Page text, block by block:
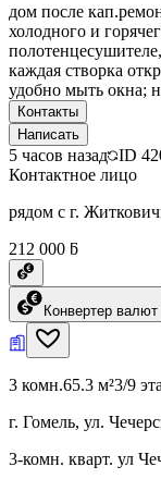
дом после
холодного и
каждая створка
удобно мыть окна;
Контакты
Написать
5 часов назад ID
Контактное лицо
рядом с г.
212 000 ƃ
Конвертер валют
3 комн.65.3 м²3/9
г. Гомель, ул.
3-комн. кварт. ул